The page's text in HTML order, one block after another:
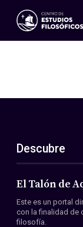
Eventos
ES
EN
Acerca de
Miembros
Convenios
Descubre
El Talón de
Este es un portal
con la finalidad de
filosofía.